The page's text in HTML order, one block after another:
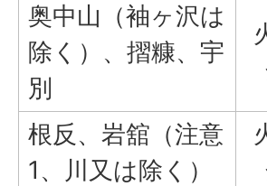
奥中山（袖ヶ沢は
除く）、摺糠、宇
別
根反、岩舘（注意
1、川又は除く）